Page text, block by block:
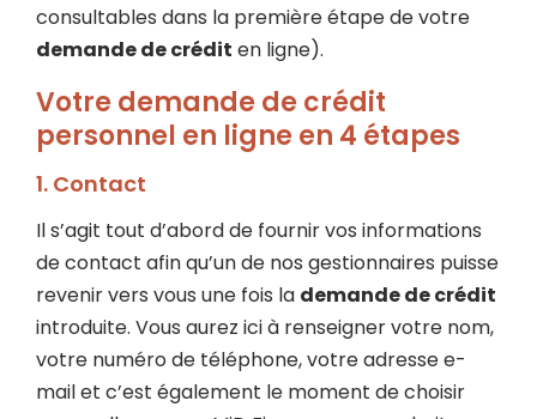
consultables dans la première étape de votre
demande de crédit en ligne).
Votre demande de crédit
personnel en ligne en 4 étapes
1. Contact
Il s’agit tout d’abord de fournir vos informations
de contact afin qu’un de nos gestionnaires puisse
revenir vers vous une fois la demande de crédit
introduite. Vous aurez ici à renseigner votre nom,
votre numéro de téléphone, votre adresse e-
mail et c’est également le moment de choisir